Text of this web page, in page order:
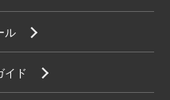
ル
イド